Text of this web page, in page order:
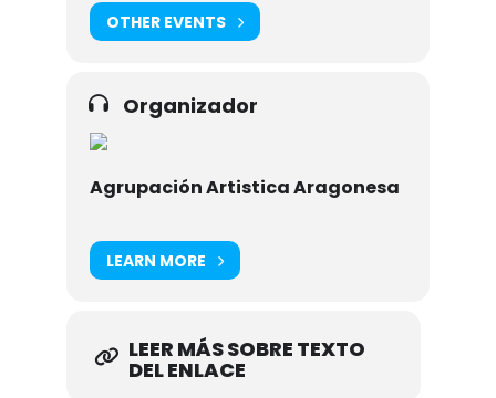
OTHER EVENTS
Organizador
Agrupación Artistica Aragonesa
LEARN MORE
LEER MÁS SOBRE TEXTO
DEL ENLACE